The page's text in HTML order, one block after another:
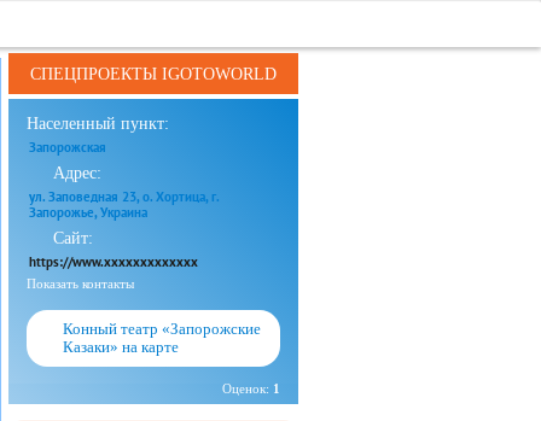
СПЕЦПРОЕКТЫ IGOTOWORLD
Населенный пункт:
Запорожская
Адрес:
ул. Заповедная 23, о. Хортица, г.
Запорожье, Украина
Сайт:
https://www.xxxxxxxxxxxxx
Показать контакты
Конный театр «Запорожские
Казаки» на карте
Оценок: 1